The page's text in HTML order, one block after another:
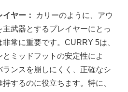
ヤー：
カリーのように、アウ
主武器とするプレイヤーにとっ
常に重要です。CURRY 5は、
ミッドフットの安定性によ
ランスを崩しにくく、正確なシ
するのに役立ちます。特に、